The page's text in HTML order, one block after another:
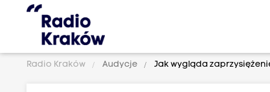
Radio Kraków Audycje Jak wygląda